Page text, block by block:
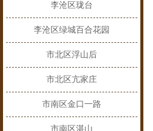
李沧区珑台
李沧区绿城百合花园
市北区浮山后
市北区亢家庄
市南区金口一路
市南区湛山